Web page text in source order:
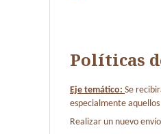
Políticas
Eje temático: Se
especialmente
Realizar un nuevo